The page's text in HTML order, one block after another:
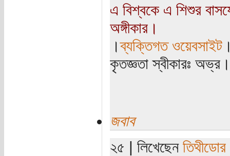
এ বিশ্বকে এ শিশুর
অঙ্গীকার।
।ব্যক্তিগত ওয়েবসাইট
কৃতজ্ঞতা স্বীকারঃ অভ্র।
জবাব
২৫ | লিখেছেন তিথীডোর